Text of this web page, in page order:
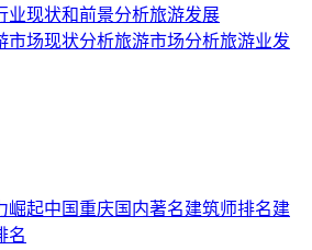
业现状和前景分析旅游发展
市场现状分析旅游市场分析旅游业发